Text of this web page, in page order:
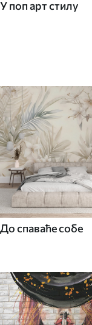
У поп арт стилу
До спаваће собе